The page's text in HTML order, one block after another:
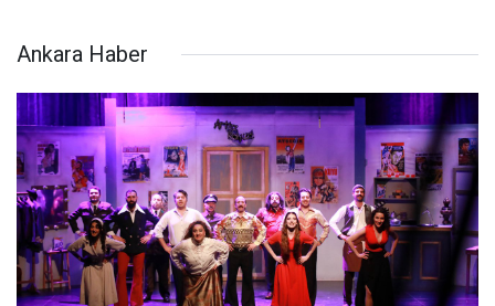
Ankara Haber